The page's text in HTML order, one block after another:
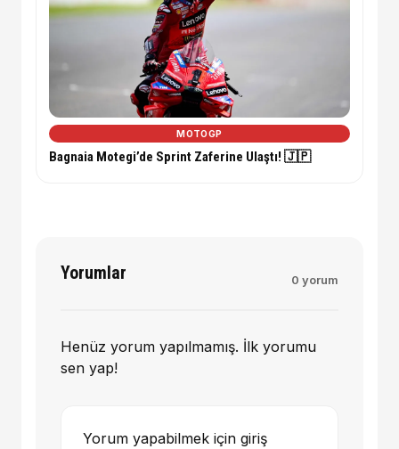
MOTOGP
Bagnaia Motegi’de Sprint Zaferine Ulaştı! 🇯🇵
Yorumlar 0 yorum
Henüz yorum yapılmamış. İlk yorumu
sen yap!
Yorum yapabilmek için giriş